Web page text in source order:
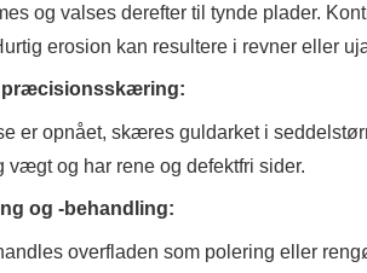
og valses derefter til tynde plader.
erosion kan resultere i revner eller
præcisionsskæring:
er opnået, skæres guldarket i
vægt og har rene og defektfri sider.
og -behandling:
overfladen som polering eller